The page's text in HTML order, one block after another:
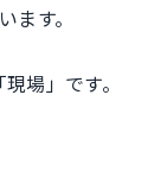
ます。
場」です。